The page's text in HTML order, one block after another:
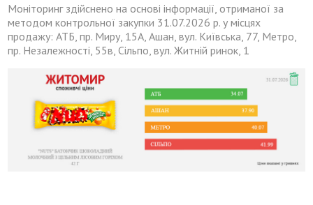
Моніторинг здійснено на основі інформації, отриманої за
методом контрольної закупки 31.07.2026 р. у місцях
продажу: АТБ, пр. Миру, 15А, Ашан, вул. Київська, 77, Метро,
пр. Незалежності, 55в, Сільпо, вул. Житній ринок, 1